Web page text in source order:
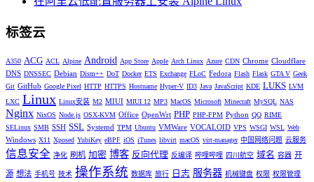
标签云
A350 ACG ACL Alpine Android App Store Apple Arch Linux Azure CDN Chrome Cloudflare
DNS DNSSEC Debian Dism++ DoT Docker ETS Exchange FLoC Fedora Flash Flask GTA V Geek
Git GitHub Google Pixel HTTP HTTPS Hostname Hyper-V ID3 Java JavaScript KDE LUKS LVM
LXC Linux Linux安装 M2 MIUI MIUI 12 MP3 MacOS Microsoft Minecraft MySQL NAS
Nginx NixOS Node.js OSX-KVM Office OpenWrt PHP PHP-FPM Python QQ RIME
SELinux SMB SSH SSL Systemd TPM Ubuntu VMWare VOCALOID VPS WSGI WSL Web
Windows X11 Xposed YubiKey eBPF iOS iTunes libvirt macOS virt-manager 中国网络问题 云服务
信息安全 净化 刷机 加密 博客 反向代理 反编译 哔哩哔哩 四川航空 域名 容器 开
源 想法 手机号 技术 操作系统 数据库 旅行 日志 服务器 机械键盘 权限 权限管理